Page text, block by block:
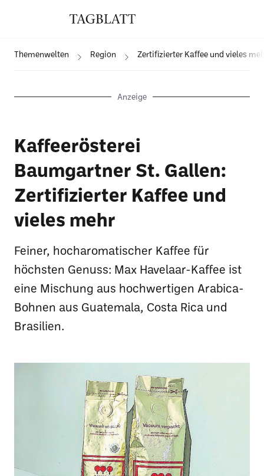
Themenwelten Region Zertifizierter Kaffee und vieles
Anzeige
Kaffeerösterei
Baumgartner St. Gallen:
Zertifizierter Kaffee und
vieles mehr
Feiner, hocharomatischer Kaffee für
höchsten Genuss: Max Havelaar-Kaffee ist
eine Mischung aus hochwertigen Arabica-
Bohnen aus Guatemala, Costa Rica und
Brasilien.